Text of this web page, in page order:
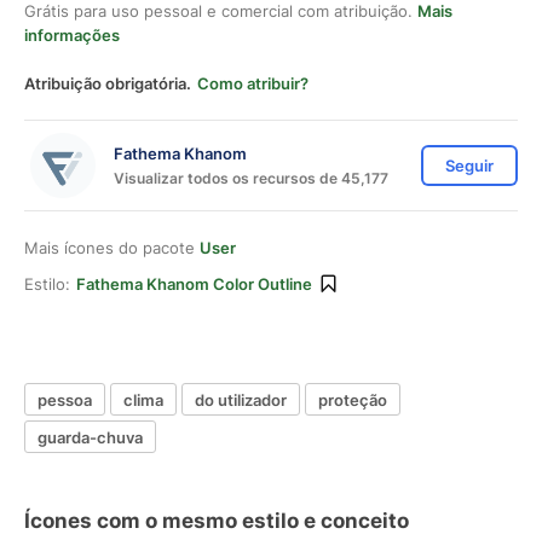
Grátis para uso pessoal e comercial com atribuição. Mais
informações
Atribuição obrigatória. Como atribuir?
Fathema Khanom
Visualizar todos os recursos de 45,177
Seguir
Mais ícones do pacote User
Estilo: Fathema Khanom Color Outline
pessoa clima do utilizador
proteção
guarda-chuva
Ícones com o mesmo estilo e conceito